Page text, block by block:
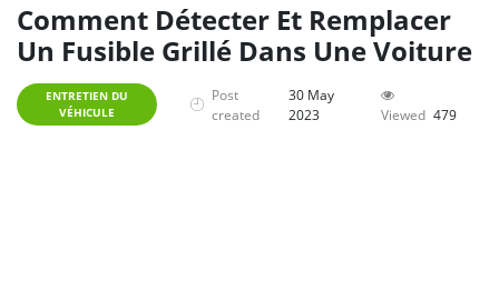
Comment Détecter Et Remplacer
Un Fusible Grillé Dans Une Voiture
ENTRETIEN DU
VÉHICULE
Post
created
30 May
2023
Viewed 479